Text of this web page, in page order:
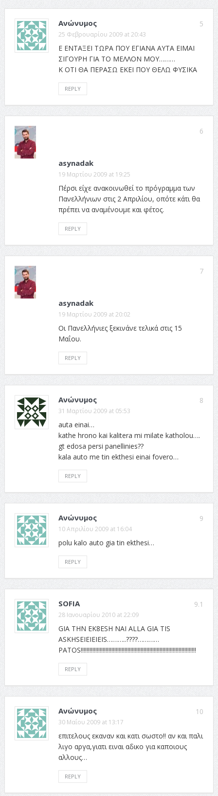
5
Ανώνυμος
25 Φεβρουαρίου 2009 at 20:43
Ε ΕΝΤΑΞΕΙ ΤΩΡΑ ΠΟΥ ΕΓΙΑΝΑ ΑΥΤΑ ΕΙΜΑΙ
ΣΙΓΟΥΡΗ ΓΙΑ ΤΟ ΜΕΛΛΟΝ ΜΟΥ………
Κ ΟΤΙ ΘΑ ΠΕΡΑΣΩ ΕΚΕΙ ΠΟΥ ΘΕΛΩ ΦΥΣΙΚΑ
REPLY
6
asynadak
19 Μαρτίου 2009 at 19:25
Πέρσι είχε ανακοινωθεί το πρόγραμμα των
Πανελλήνιων στις 2 Απριλίου, οπότε κάτι θα
πρέπει να αναμένουμε και φέτος.
REPLY
7
asynadak
19 Μαρτίου 2009 at 20:02
Οι Πανελλήνιες ξεκινάνε τελικά στις 15
Μαΐου.
REPLY
8
Ανώνυμος
31 Μαρτίου 2009 at 05:53
auta einai…
kathe hrono kai kalitera mi milate katholou….
gt edosa persi panellinies??
kala auto me tin ekthesi einai fovero…
REPLY
9
Ανώνυμος
10 Απριλίου 2009 at 16:04
polu kalo auto gia tin ekthesi…
REPLY
9.1
SOFIA
28 Ιανουαρίου 2010 at 22:09
GIA THN EK8ESH NAI ALLA GIA TIS
ASKHSEIEIEIEIS………..????…………
PATOS!!!!!!!!!!!!!!!!!!!!!!!!!!!!!!!!!!!!!!!!!!!!!!!!!!!!!!!!!!!!!!!!!!!!!!!!!!!!!!!
REPLY
10
Ανώνυμος
30 Μαΐου 2009 at 13:17
επιτελους εκαναν και κατι σωστο!! αν και παλι
λιγο αργα,γιατι ειναι αδικο για καποιους
αλλους…
REPLY